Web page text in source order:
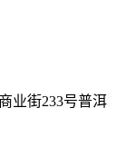
业街233号普洱